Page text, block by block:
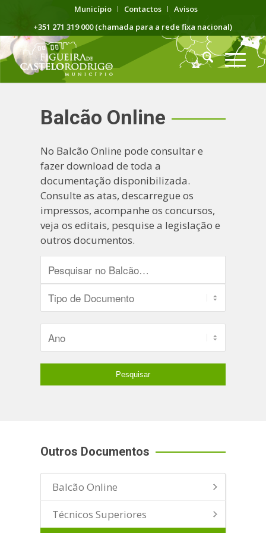
Município Contactos
Avisos
+351 271 319 000 (chamada para a rede fixa nacional)
Balcão Online
No Balcão Online pode consultar e
fazer download de toda a
documentação disponibilizada.
Consulte as atas, descarregue os
impressos, acompanhe os concursos,
veja os editais, pesquise a legislação e
outros documentos.
Outros Documentos
Balcão Online
Técnicos Superiores